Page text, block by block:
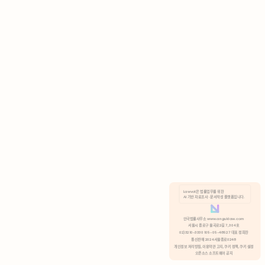
분석 쿠키 허용
Lawvot은 법률업무를 위한
AI 기반 자료조사 · 문서작성 플랫폼입니다.
안국법률사무소 www.anguklaw.com
서울시 종로구 율곡로2길 7, 304호
02)3210-3330 105-05-48527 대표 정희찬
통신판매 2024서울종로0248
개인정보 처리방침, 이용약관 고지, 쿠키 정책, 쿠키 설정
오픈소스 소프트웨어 공지